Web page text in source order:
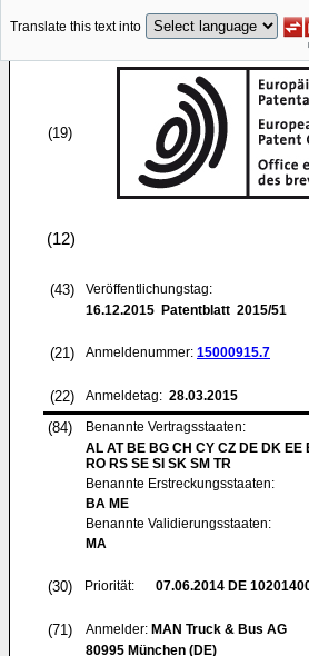
Translate this text into
(19)
(12)
(43)
Veröffentlichungstag:
16.12.2015 Patentblatt 2015/51
(21) Anmeldenummer: 15000915.7
(22) Anmeldetag: 28.03.2015
(84)
Benannte Vertragsstaaten:
AL AT BE BG CH CY CZ DE DK EE
RO RS SE SI SK SM TR
Benannte Erstreckungsstaaten:
BA ME
Benannte Validierungsstaaten:
MA
(30) Priorität: 07.06.2014 DE
(71) Anmelder: MAN Truck & Bus AG
80995 München (DE)